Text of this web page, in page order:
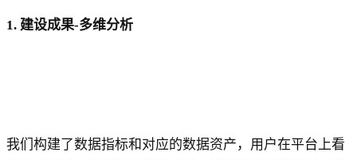
1. 建设成果-多维分析
我们构建了数据指标和对应的数据资产，用户在平台上看